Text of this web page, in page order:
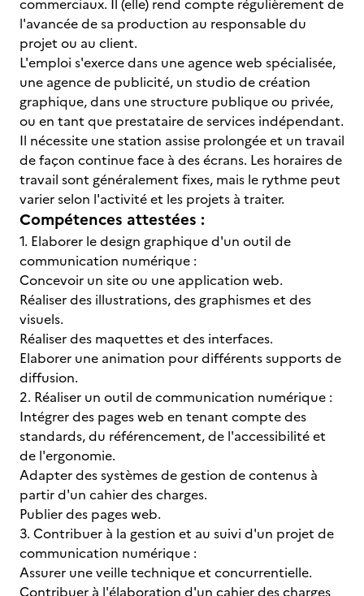
commerciaux. Il (elle) rend compte régulièrement de
l'avancée de sa production au responsable du
projet ou au client.
L'emploi s'exerce dans une agence web spécialisée,
une agence de publicité, un studio de création
graphique, dans une structure publique ou privée,
ou en tant que prestataire de services indépendant.
Il nécessite une station assise prolongée et un travail
de façon continue face à des écrans. Les horaires de
travail sont généralement fixes, mais le rythme peut
varier selon l'activité et les projets à traiter.
Compétences attestées :
1. Elaborer le design graphique d'un outil de
communication numérique :
Concevoir un site ou une application web.
Réaliser des illustrations, des graphismes et des
visuels.
Réaliser des maquettes et des interfaces.
Elaborer une animation pour différents supports de
diffusion.
2. Réaliser un outil de communication numérique :
Intégrer des pages web en tenant compte des
standards, du référencement, de l'accessibilité et
de l'ergonomie.
Adapter des systèmes de gestion de contenus à
partir d'un cahier des charges.
Publier des pages web.
3. Contribuer à la gestion et au suivi d'un projet de
communication numérique :
Assurer une veille technique et concurrentielle.
Contribuer à l'élaboration d'un cahier des charges